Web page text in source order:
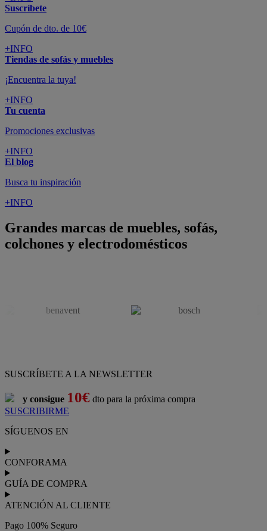
Suscríbete
Cupón de dto. de 10€
+INFO
Tiendas de sofás y muebles
¡Encuentra la tuya!
+INFO
Tu cuenta
Promociones exclusivas
+INFO
El blog
Busca tu inspiración
+INFO
Grandes marcas de muebles, sofás,
colchones y electrodomésticos
SUSCRÍBETE A LA NEWSLETTER
y consigue 10€ dto para la próxima compra
SUSCRIBIRME
SÍGUENOS EN
CONFORAMA
GUÍA DE COMPRA
ATENCIÓN AL CLIENTE
Pago 100% Seguro